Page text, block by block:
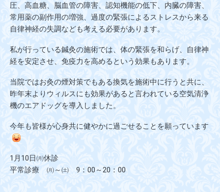
圧、高血糖、脳血管の障害、認知機能の低下、内臓の障害、
常用薬の副作用の増強、過度の緊張によるストレスから来る
自律神経の失調なども考える必要があります。
私が行っている鍼灸の施術では、体の緊張を和らげ、自律神
経を安定させ、免疫力を高めるという効果もあります。
当院ではお灸の煙対策でもある換気を施術中に行うと共に、
昨年末よりウィルスにも効果があると言われている空気清浄
機のエアドッグを導入しました。
今年も皆様が心身共に健やかに過ごせることを願っています
1月10日㈪休診
平常診療　㈪～㈯　9：00～20：00